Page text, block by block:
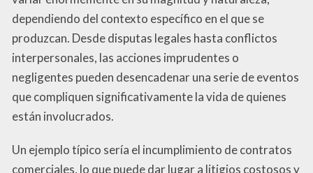
dependiendo del contexto específico en el que se
produzcan. Desde disputas legales hasta conflictos
interpersonales, las acciones imprudentes o
negligentes pueden desencadenar una serie de eventos
que compliquen significativamente la vida de quienes
están involucrados.
Un ejemplo típico sería el incumplimiento de contratos
comerciales, lo que puede dar lugar a litigios costosos y